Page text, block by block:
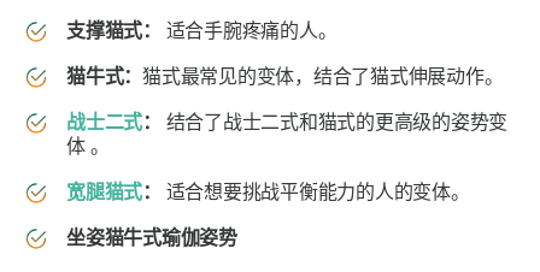
支撑猫式： 适合手腕疼痛的人。
猫牛式：猫式最常见的变体，结合了猫式伸展动作。
战士二式： 结合了战士二式和猫式的更高级的姿势变
体。
宽腿猫式：
适合想要挑战平衡能力的人的变体。
坐姿猫牛式瑜伽姿势